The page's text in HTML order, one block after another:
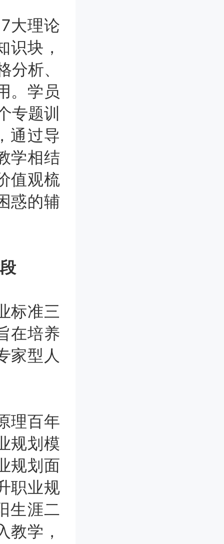
大理论
块，
析、
。学员
专题训
通过导
学相结
值观梳
惑的辅
标准三
在培养
家型人
理百年
规划模
规划面
职业规
生涯二
教学，